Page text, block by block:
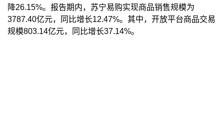
降26.15%。报告期内，苏宁易购实现商品销售规模为
3787.40亿元，同比增长12.47%。其中，开放平台商品交易
规模803.14亿元，同比增长37.14%。